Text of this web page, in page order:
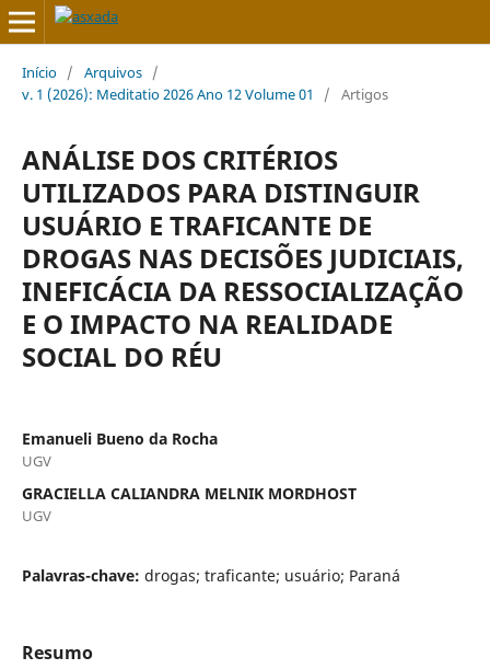
Início / Arquivos /
v. 1 (2026): Meditatio 2026 Ano 12 Volume 01
/ Artigos
ANÁLISE DOS CRITÉRIOS
UTILIZADOS PARA DISTINGUIR
USUÁRIO E TRAFICANTE DE
DROGAS NAS DECISÕES JUDICIAIS,
INEFICÁCIA DA RESSOCIALIZAÇÃO
E O IMPACTO NA REALIDADE
SOCIAL DO RÉU
Emanueli Bueno da Rocha
UGV
GRACIELLA CALIANDRA MELNIK MORDHOST
UGV
Palavras-chave: drogas; traficante; usuário; Paraná
Resumo